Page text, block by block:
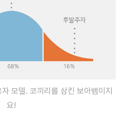
모델. 코끼리를 삼킨 보아뱀이지
요!